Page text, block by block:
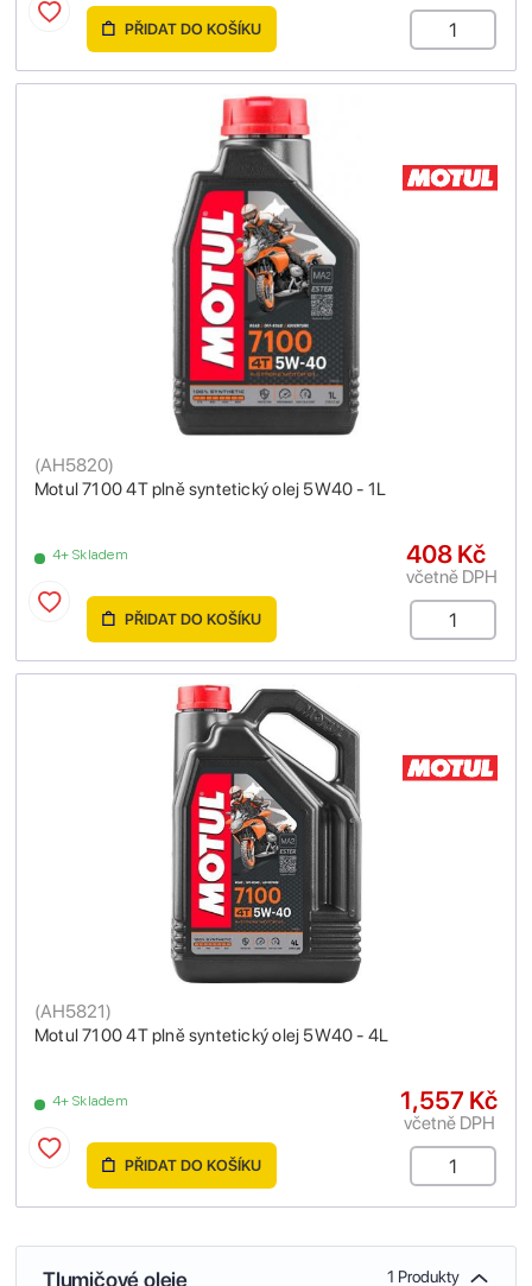
PŘIDAT DO KOŠÍKU
Motul 7100 4T plně syntetický olej 5W40 - 1L
(AH5820)
4+ Skladem 408 Kč
včetně DPH
PŘIDAT DO KOŠÍKU
Motul 7100 4T plně syntetický olej 5W40 - 4L
(AH5821)
4+ Skladem 1,557 Kč
včetně DPH
PŘIDAT DO KOŠÍKU
Tlumičové oleje 1 Produkty